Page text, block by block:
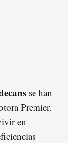
se han
Premier.
en